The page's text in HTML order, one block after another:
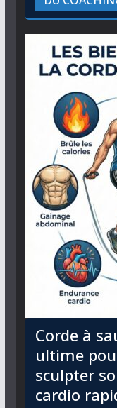
Corde à
ultime
sculpter
cardio